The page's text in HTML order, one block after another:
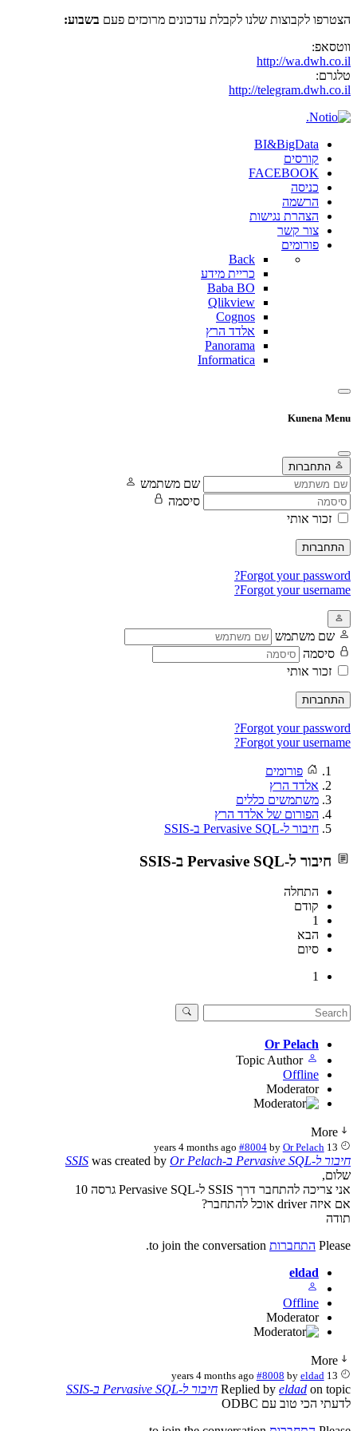
הצטרפו לקבוצות שלנו לקבלת עדכונים מרוכזים פעם בשבוע:
ווטסאפ:
http://wa.dwh.co.il
טלגרם:
http://telegram.dwh.co.il
BI&BigData
קורסים
FACEBOOK
כניסה
הרשמה
הצהרת נגישות
צור קשר
פורומים
Back
כריית מידע
Baba BO
Qlikview
Cognos
אלדד הרץ
Panorama
Informatica
Kunena Menu
התחברות
שם משתמש
סיסמה
זכור אותי
התחברות
Forgot your password?
Forgot your username?
שם משתמש
סיסמה
זכור אותי
התחברות
Forgot your password?
Forgot your username?
פורומים
אלדד הרץ
משתמשים כללים
הפורום של אלדד הרץ
חיבור ל-Pervasive SQL ב-SSIS
חיבור ל-Pervasive SQL ב-SSIS
התחלה
קודם
1
הבא
סיום
1
Or Pelach
Topic Author
Offline
Moderator
More
13 years 4 months ago
#8004 by Or Pelach
חיבור ל-Pervasive SQL ב-SSIS was created by Or Pelach
שלום,
אני צריכה להתחבר דרך SSIS ל-Pervasive SQL גרסה 10
אם איזה driver אוכל להתחבר?
תודה
Please התחברות
eldad
Offline
Moderator
More
13 years 4 months ago
#8008 by eldad
Replied by eldad on topic
חיבור ל-Pervasive SQL ב-SSIS
לדעתי הכי טוב עם ODBC